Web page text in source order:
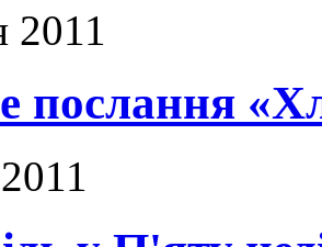
2011
послання